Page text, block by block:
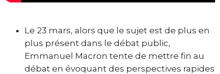
Le 23 mars, alors que le sujet est de plus en
plus présent dans le débat public,
Emmanuel Macron tente de mettre fin au
débat en évoquant des perspectives rapides